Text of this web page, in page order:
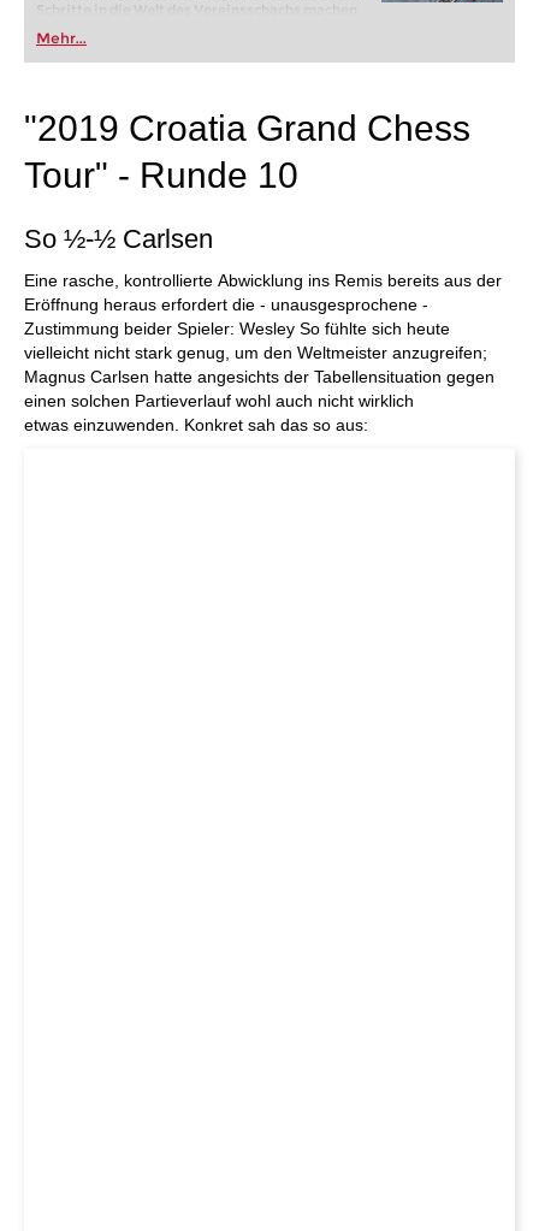
Schritte in die Welt des Vereinsschachs machen
oder bereits auf Turnierniveau spielen: Mit
FRITZ trainieren Sie effizienter, intelligenter und
individueller als je zuvor.
Mehr...
"2019 Croatia Grand Chess
Tour" - Runde 10
So ½-½ Carlsen
Eine rasche, kontrollierte Abwicklung ins Remis bereits aus der
Eröffnung heraus erfordert die - unausgesprochene -
Zustimmung beider Spieler: Wesley So fühlte sich heute
vielleicht nicht stark genug, um den Weltmeister anzugreifen;
Magnus Carlsen hatte angesichts der Tabellensituation gegen
einen solchen Partieverlauf wohl auch nicht wirklich
etwas einzuwenden. Konkret sah das so aus: